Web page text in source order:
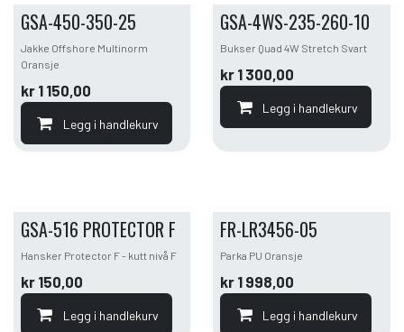
GSA-450-350-25
Jakke Offshore Multinorm
Oransje
kr 1 150,00
Legg i handlekurv
GSA-4WS-235-260-10
Bukser Quad 4W Stretch Svart
kr 1 300,00
Legg i handlekurv
GSA-516 PROTECTOR F
Hansker Protector F - kutt nivå F
kr 150,00
Legg i handlekurv
FR-LR3456-05
Parka PU Oransje
kr 1 998,00
Legg i handlekurv